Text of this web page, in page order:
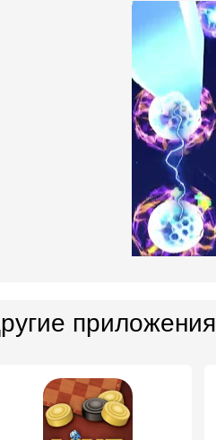
приложения